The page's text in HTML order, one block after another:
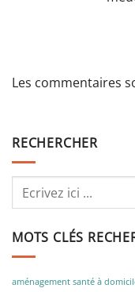
Les commentaires
RECHERCHER
MOTS CLÉS
aménagement santé à